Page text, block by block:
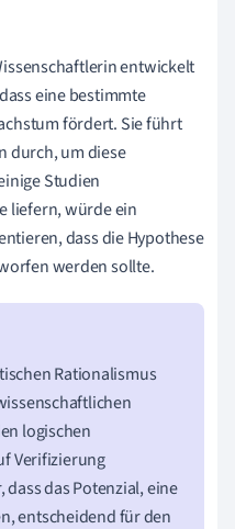
entwickelt
eine bestimmte
fördert. Sie führt
durch, um diese
Studien
liefern, würde ein
dass die Hypothese
werden sollte.
Rationalismus
logischen
Verifizierung
das Potenzial, eine
entscheidend für den